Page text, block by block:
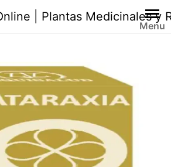
| Plantas Medicinales y
Menu